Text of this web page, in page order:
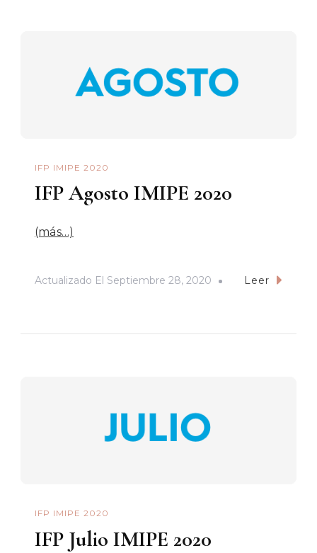
IFP IMIPE 2020
IFP Agosto IMIPE 2020
(más…)
Actualizado El Septiembre 28, 2020 Leer
IFP IMIPE 2020
IFP Julio IMIPE 2020